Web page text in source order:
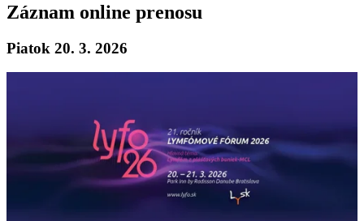
Záznam online prenosu
Piatok 20. 3. 2026